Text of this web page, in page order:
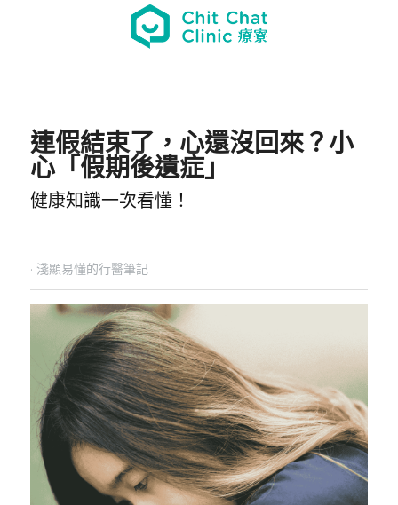
連假結束了，心還沒回來？小
心「假期後遺症」
健康知識一次看懂！
· 淺顯易懂的行醫筆記